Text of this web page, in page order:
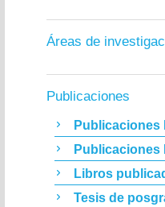
Áreas de
Publicaciones
Publicaciones
Publicaciones
Libros
Tesis de